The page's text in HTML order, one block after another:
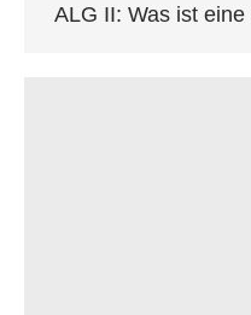
ALG II: Was ist